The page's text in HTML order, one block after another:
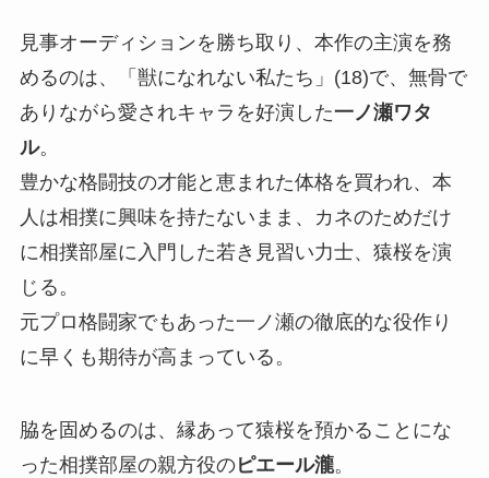
見事オーディションを勝ち取り、本作の主演を務
めるのは、「獣になれない私たち」(18)で、無骨で
ありながら愛されキャラを好演した一ノ瀬ワタ
ル。
豊かな格闘技の才能と恵まれた体格を買われ、本
人は相撲に興味を持たないまま、カネのためだけ
に相撲部屋に入門した若き見習い力士、猿桜を演
じる。
元プロ格闘家でもあった一ノ瀬の徹底的な役作り
に早くも期待が高まっている。
脇を固めるのは、縁あって猿桜を預かることにな
った相撲部屋の親方役のピエール瀧。